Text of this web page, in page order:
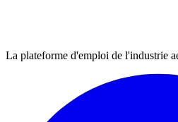
La plateforme d'emploi de l'industrie